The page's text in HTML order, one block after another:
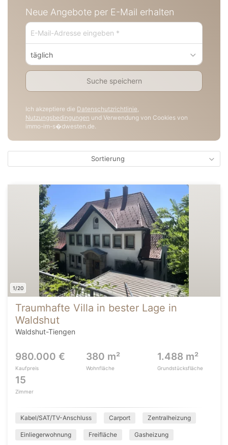
Neue Angebote per E-Mail erhalten
täglich
Suche speichern
Ich akzeptiere die Datenschutzrichtlinie,
Nutzungsbedingungen und Verwendung von Cookies von
immo-im-s�dwesten.de.
Sortierung
1/20
Traumhafte Villa in bester Lage in
Waldshut
Waldshut-Tiengen
980.000 €
Kaufpreis
380 m²
Wohnfläche
1.488 m²
Grundstücksfläche
15
Zimmer
Kabel/SAT/TV-Anschluss Carport Zentralheizung
Einliegerwohnung Freifläche Gasheizung